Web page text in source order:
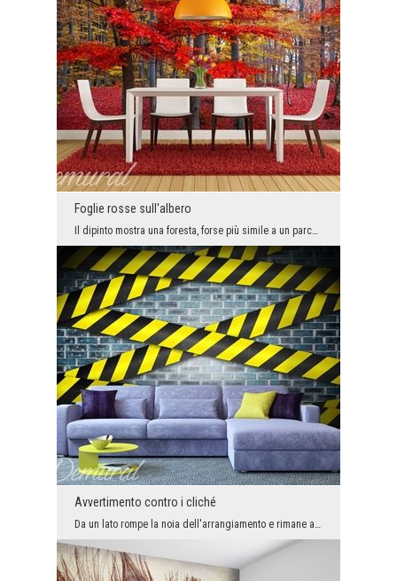
Foglie rosse sull'albero
Il dipinto mostra una foresta, forse più simile a un parco. Le passeggiate autunnali nel parco of...
Avvertimento contro i cliché
Da un lato rompe la noia dell'arrangiamento e rimane a lungo nella memoria dei nostri ospiti, dal...